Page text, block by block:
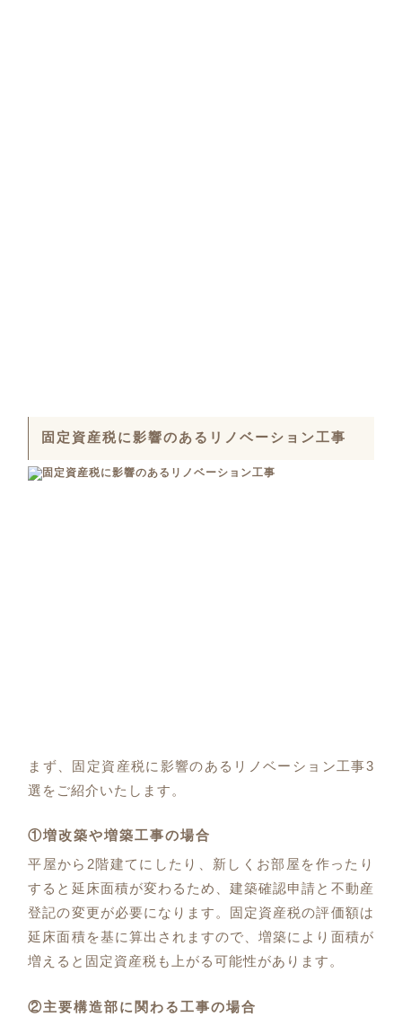
固定資産税に影響のあるリノベーション工事
まず、固定資産税に影響のあるリノベーション工事3
選をご紹介いたします。
①増改築や増築工事の場合
平屋から2階建てにしたり、新しくお部屋を作ったり
すると延床面積が変わるため、建築確認申請と不動産
登記の変更が必要になります。固定資産税の評価額は
延床面積を基に算出されますので、増築により面積が
増えると固定資産税も上がる可能性があります。
②主要構造部に関わる工事の場合